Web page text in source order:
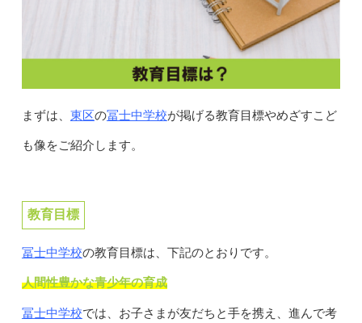
まずは、 東区の冨士中学校が掲げる教育目標やめざすこど
も像をご紹介します。
教育目標
冨士中学校の教育目標は、下記のとおりです。
人間性豊かな青少年の育成
冨士中学校では、お子さまが友だちと手を携え、進んで考